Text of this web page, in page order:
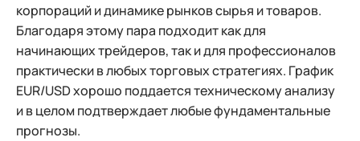
корпораций и динамике рынков сырья и товаров.
Благодаря этому пара подходит как для
начинающих трейдеров, так и для профессионалов
практически в любых торговых стратегиях. График
EUR/USD хорошо поддается техническому анализу
и в целом подтверждает любые фундаментальные
прогнозы.